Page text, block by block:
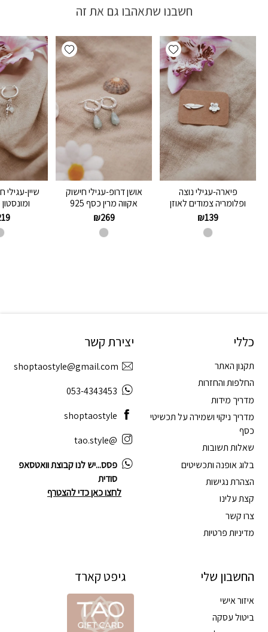
חשבנו שתאהבו גם את זה
Add wishlist
פיארה-עגילי נוצה
ופלומריה צמודים לאוזן
₪139
Add wishlist
אושן דרופ-עגילי חישוק
אקווה מרין כסף 925
₪269
שיין-עגילי
ומונסטון
כללי
תקנון האתר
החלפות והחזרות
מדריך מידות
מדריך ניקוי ושמירה על תכשיטי
כסף
שאלות תשובות
בלוג אופנה ותכשיטים
הצהרת נגישות
קצת עלינו
צרו קשר
מדיניות פרטיות
החשבון שלי
איזור אישי
ביטול עסקה
יצירת קשר
shoptaostyle@gmail.com
053-4343453
shoptaostyle
@tao.style
פסס...יש לנו קבוצת וואטסאפ
סודית
לחצו כאן כדי להצטרף
גיפט קארד